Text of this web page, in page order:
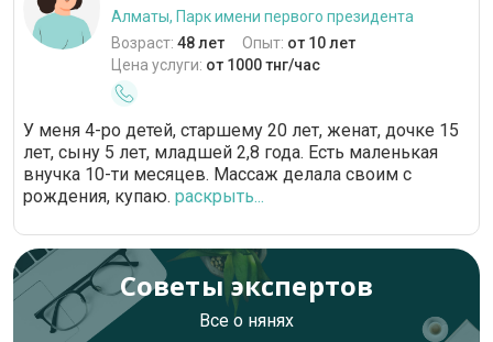
Алматы, Парк имени первого президента
Возраст: 48 лет Опыт: от 10 лет
Цена услуги: от 1000 тнг/час
У меня 4-ро детей, старшему 20 лет, женат, дочке 15
лет, сыну 5 лет, младшей 2,8 года. Есть маленькая
внучка 10-ти месяцев. Массаж делала своим с
рождения, купаю. раскрыть...
Советы экспертов
Все о нянях